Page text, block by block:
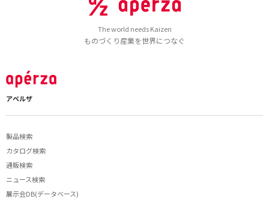
The world needs Kaizen
ものづくり産業を世界につなぐ
アペルザ
製品検索
カタログ検索
通販検索
ニュース検索
展示会DB(データベース)